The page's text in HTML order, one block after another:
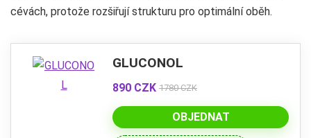
cévách, protože rozšiřují strukturu pro optimální oběh.
GLUCONOL
890 CZK 1780 CZK
OBJEDNAT